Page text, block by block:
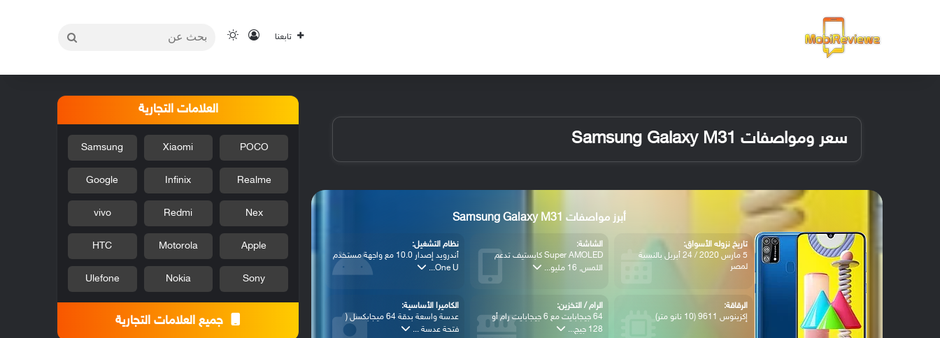
تابعنا تسجيل الدخول
الوضع المظلم
سعر ومواصفات Samsung Galaxy M31
أبرز مواصفات Samsung Galaxy M31
تاريخ نزوله الأسواق:
5 مارس 2020 / 24 أبريل بالنسبة
لمصر
الشاشة:
Super AMOLED كابستيف تدعم
اللمس, 16 مليو...
نظام التشغيل:
أندرويد إصدار 10.0 مع واجهة مستخدم
One U...
الرقاقة:
إكزينوس 9611 (10 نانو متر)
الرام / التخزين:
64 جيجابايت مع 6 جيجابايت رام أو
128 جيج...
الكاميرا الأساسية:
عدسة واسعة بدقة 64 ميجابكسل (
فتحة عدسة ...
العلامات التجارية
POCO
Xiaomi
Samsung
Realme
Infinix
Google
Nex
Redmi
vivo
Apple
Motorola
HTC
Sony
Nokia
Ulefone
جميع العلامات التجارية